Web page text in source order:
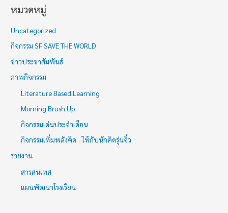
หมวดหมู่
Uncategorized
กิจกรรม SF SAVE THE WORLD
ข่าวประชาสัมพันธ์
ภาพกิจกรรม
Literature Based Learning
Morning Brush Up
กิจกรรมเด่นประจำเดือน
กิจกรรมเพิ่มพลังคิด…ให้กับนักคิดรุ่นจิ๋ว
รายงาน
สารสนเทศ
แผนพัฒนาโรงเรียน